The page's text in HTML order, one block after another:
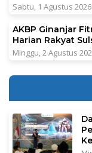
Sabtu, 1 Agustus
AKBP Ginanjar
Harian Rakyat
Minggu, 2 Agustus